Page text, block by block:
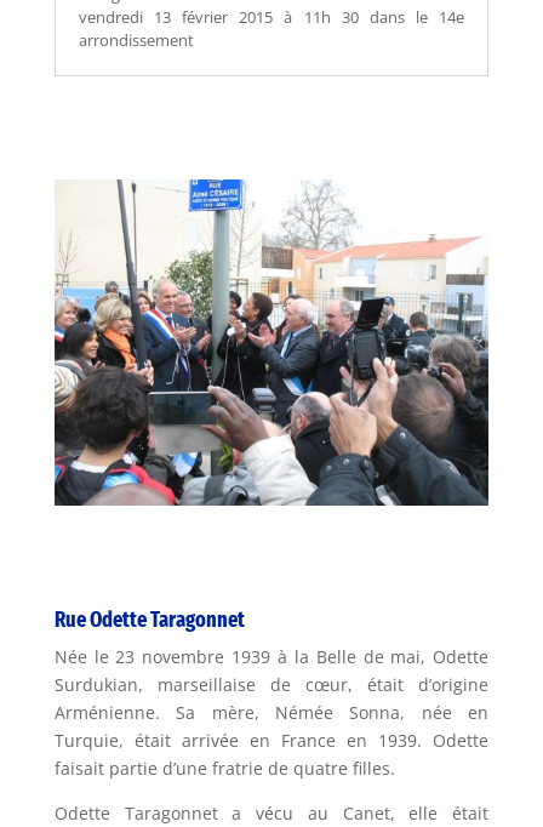
vendredi 13 février 2015 à 11h 30 dans le 14e
arrondissement
Rue Odette Taragonnet
Née le 23 novembre 1939 à la Belle de mai, Odette
Surdukian, marseillaise de cœur, était d’origine
Arménienne. Sa mère, Némée Sonna, née en
Turquie, était arrivée en France en 1939. Odette
faisait partie d’une fratrie de quatre filles.
Odette Taragonnet a vécu au Canet, elle était